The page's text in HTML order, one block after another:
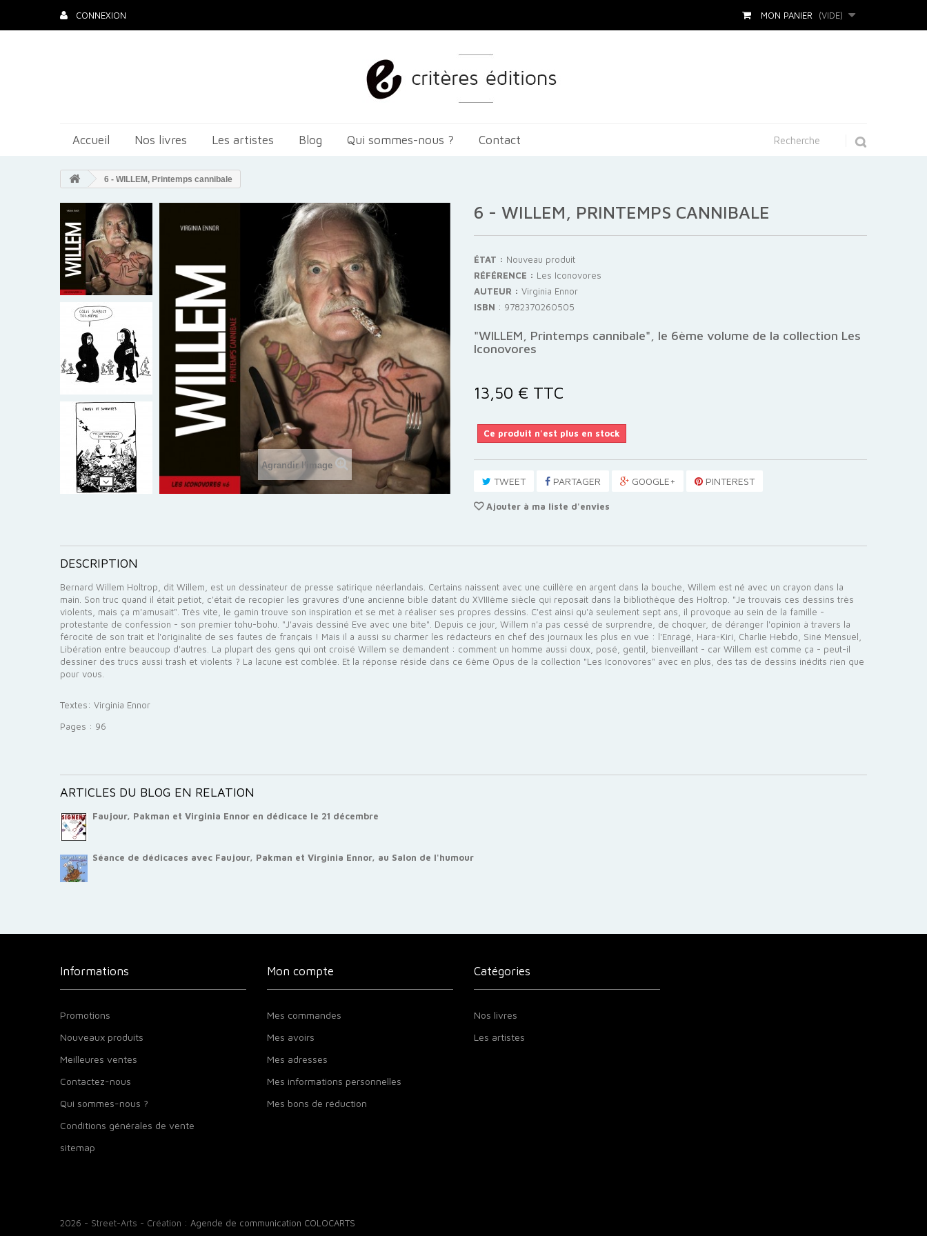
CONNEXION MON PANIER (VIDE)
Accueil Nos livres Les artistes Blog Qui sommes-nous ? Contact
6 - WILLEM, Printemps cannibale
Agrandir l'image
6 - WILLEM, PRINTEMPS CANNIBALE
ÉTAT : Nouveau produit
RÉFÉRENCE : Les Iconovores
AUTEUR : Virginia Ennor
ISBN : 9782370260505
"WILLEM, Printemps cannibale", le 6ème volume de la collection Les
Iconovores
13,50 € TTC
Ce produit n'est plus en stock
TWEET PARTAGER GOOGLE+ PINTEREST
Ajouter à ma liste d'envies
DESCRIPTION
Bernard Willem Holtrop, dit Willem, est un dessinateur de presse satirique néerlandais. Certains naissent avec une cuillère en argent dans la bouche, Willem est né avec un crayon dans la
main. Son truc quand il était petiot, c'était de recopier les gravures d'une ancienne bible datant du XVIIIème siècle qui reposait dans la bibliothèque des Holtrop. "Je trouvais ces dessins très
violents, mais ça m'amusait". Très vite, le gamin trouve son inspiration et se met à réaliser ses propres dessins. C'est ainsi qu'à seulement sept ans, il provoque au sein de la famille -
protestante de confession - son premier tohu-bohu. "J'avais dessiné Eve avec une bite". Depuis ce jour, Willem n'a pas cessé de surprendre, de choquer, de déranger l'opinion à travers la
férocité de son trait et l'originalité de ses fautes de français ! Mais il a aussi su charmer les rédacteurs en chef des journaux les plus en vue : l'Enragé, Hara-Kiri, Charlie Hebdo, Siné Mensuel,
Libération entre beaucoup d'autres. La plupart des gens qui ont croisé Willem se demandent : comment un homme aussi doux, posé, gentil, bienveillant - car Willem est comme ça - peut-il
dessiner des trucs aussi trash et violents ? La lacune est comblée. Et la réponse réside dans ce 6ème Opus de la collection "Les Iconovores" avec en plus, des tas de dessins inédits rien que
pour vous.
Textes: Virginia Ennor
Pages : 96
ARTICLES DU BLOG EN RELATION
Faujour, Pakman et Virginia Ennor en dédicace le 21 décembre
Séance de dédicaces avec Faujour, Pakman et Virginia Ennor, au Salon de l'humour
Informations
Promotions
Nouveaux produits
Meilleures ventes
Contactez-nous
Qui sommes-nous ?
Conditions générales de vente
sitemap
2026 - Street-Arts - Création : Agende de communication COLOCARTS
Mon compte
Mes commandes
Mes avoirs
Mes adresses
Mes informations personnelles
Mes bons de réduction
Catégories
Nos livres
Les artistes